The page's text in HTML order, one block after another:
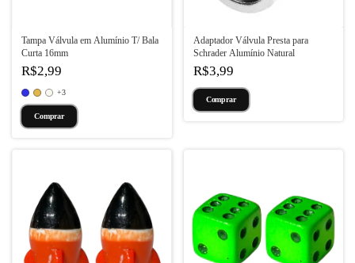
Tampa Válvula em Alumínio T/ Bala
Curta 16mm
R$2,99
+3
Comprar
Adaptador Válvula Presta para
Schrader Alumínio Natural
R$3,99